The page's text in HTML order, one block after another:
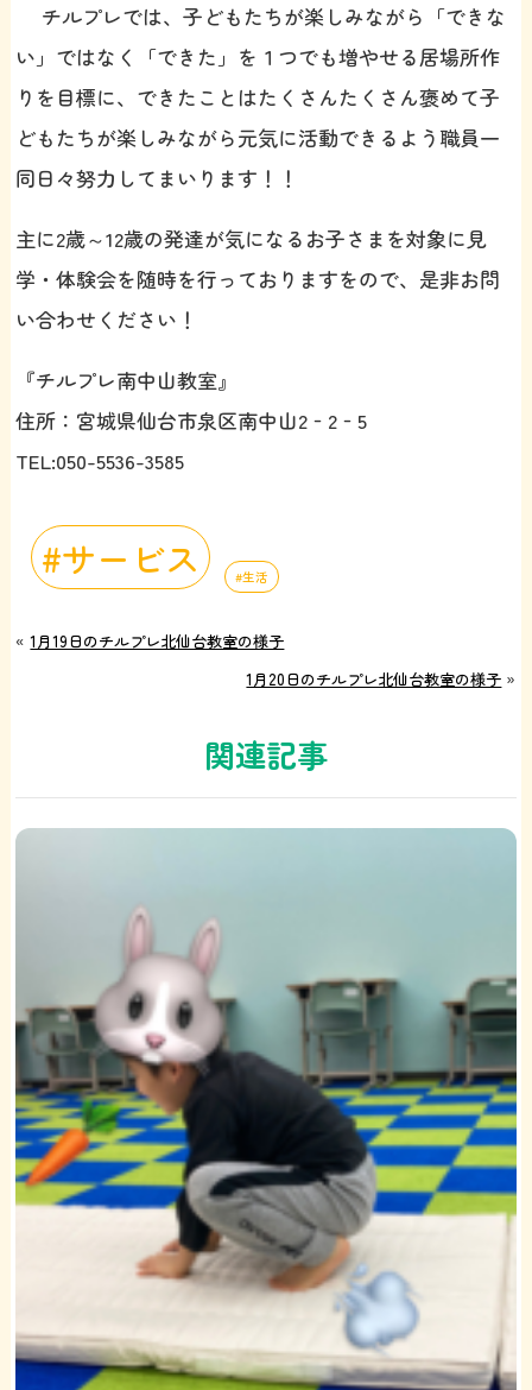
チルプレでは、子どもたちが楽しみながら「できな
い」ではなく「できた」を１つでも増やせる居場所作
りを目標に、できたことはたくさんたくさん褒めて子
どもたちが楽しみながら元気に活動できるよう職員一
同日々努力してまいります！！
主に2歳～12歳の発達が気になるお子さまを対象に見
学・体験会を随時を行っておりますをので、是非お問
い合わせください！
『チルプレ南中山教室』
住所：宮城県仙台市泉区南中山2‐2‐5
TEL:050-5536-3585
サービス 生活
«1月19日のチルプレ北仙台教室の様子
1月20日のチルプレ北仙台教室の様子 »
関連記事